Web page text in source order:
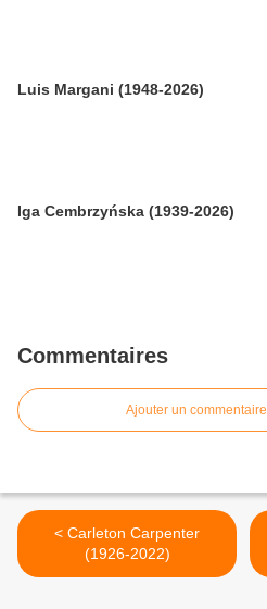
Luis Margani (1948-2026)
Iga Cembrzyńska (1939-2026)
Commentaires
Ajouter un commentaire
< Carleton Carpenter
(1926-2022)